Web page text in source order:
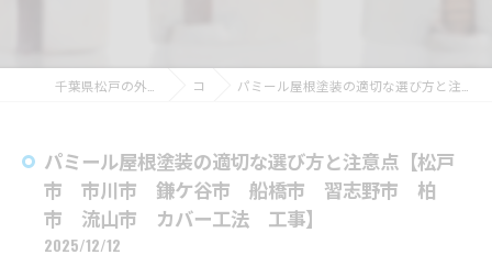
コラム パミール屋根塗装の適切な選び方と注意点【松戸市 市川市 鎌ケ谷市 船橋市 習志野市 柏市 流山市 カバー工法 工事】
パミール屋根塗装の適切な選び方と注意点【松戸
市 市川市 鎌ケ谷市 船橋市 習志野市 柏
市 流山市 カバー工法 工事】
2025/12/12